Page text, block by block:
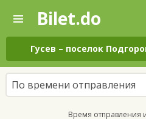
—
Поиск
и
покупка
билетов
на
автобус
онлайн
Bilet.do
Гусев – поселок
По времени отправления
Время отправления